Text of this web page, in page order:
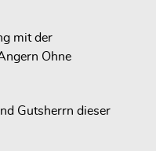
mit der
Ohne
Gutsherrn dieser